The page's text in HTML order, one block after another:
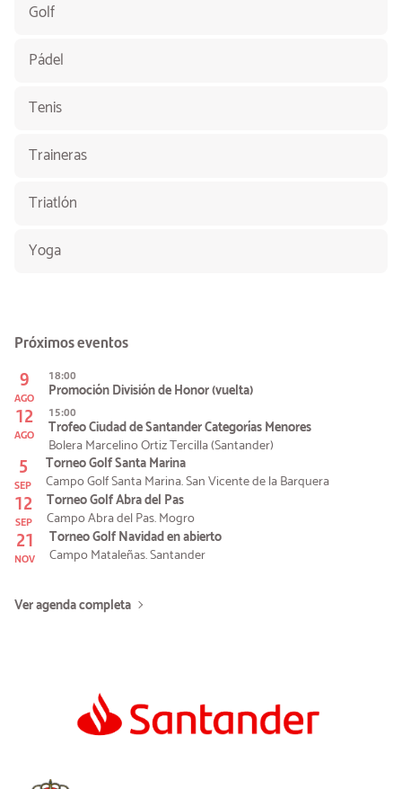
Golf
Pádel
Tenis
Traineras
Triatlón
Yoga
Próximos eventos
9
AGO
18:00
Promoción División de Honor (vuelta)
12
AGO
15:00
Trofeo Ciudad de Santander Categorías Menores
Bolera Marcelino Ortiz Tercilla (Santander)
5
SEP
Torneo Golf Santa Marina
Campo Golf Santa Marina. San Vicente de la Barquera
12
SEP
Torneo Golf Abra del Pas
Campo Abra del Pas. Mogro
21
NOV
Torneo Golf Navidad en abierto
Campo Mataleñas. Santander
Ver agenda completa